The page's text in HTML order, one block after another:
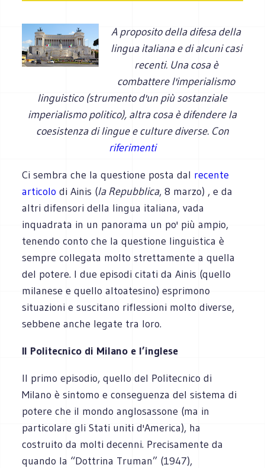
A proposito della difesa della
lingua italiana e di alcuni casi
recenti. Una cosa è
combattere l'imperialismo
linguistico (strumento d'un più sostanziale
imperialismo politico), altra cosa è difendere la
coesistenza di lingue e culture diverse. Con
riferimenti
Ci sembra che la questione posta dal recente
articolodi Ainis (la Repubblica, 8 marzo) , e da
altri difensori della lingua italiana, vada
inquadrata in un panorama un po' più ampio,
tenendo conto che la questione linguistica è
sempre collegata molto strettamente a quella
del potere. I due episodi citati da Ainis (quello
milanese e quello altoatesino) esprimono
situazioni e suscitano riflessioni molto diverse,
sebbene anche legate tra loro.
Il Politecnico di Milano e l’inglese
Il primo episodio, quello del Politecnico di
Milano è sintomo e conseguenza del sistema di
potere che il mondo anglosassone (ma in
particolare gli Stati uniti d'America), ha
costruito da molti decenni. Precisamente da
quando la “Dottrina Truman” (1947),